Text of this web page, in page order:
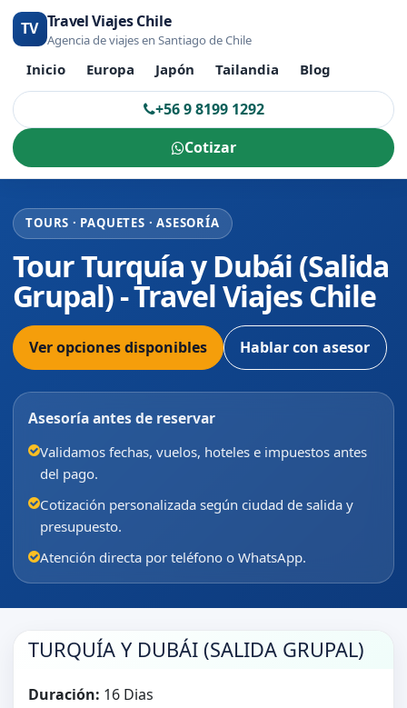
TV Travel Viajes Chile
Agencia de viajes en Santiago de Chile
Inicio Europa Japón Tailandia Blog
+56 9 8199 1292
Cotizar
TOURS · PAQUETES · ASESORÍA
Tour Turquía y Dubái (Salida
Grupal) - Travel Viajes Chile
Ver opciones disponibles Hablar con asesor
Asesoría antes de reservar
Validamos fechas, vuelos, hoteles e impuestos antes
del pago.
Cotización personalizada según ciudad de salida y
presupuesto.
Atención directa por teléfono o WhatsApp.
TURQUÍA Y DUBÁI (SALIDA GRUPAL)
Duración: 16 Dias